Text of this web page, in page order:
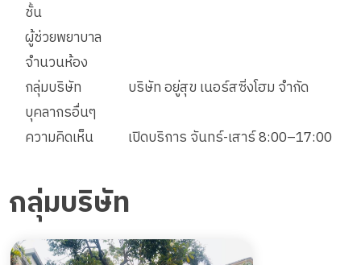
ชั้น
ผู้ช่วยพยาบาล
จำนวนห้อง
กลุ่มบริษัท
บริษัท อยู่สุข เนอร์สซิ่งโฮม จำกัด
บุคลากรอื่นๆ
ความคิดเห็น
เปิดบริการ จันทร์-เสาร์ 8:00–17:00
กลุ่มบริษัท